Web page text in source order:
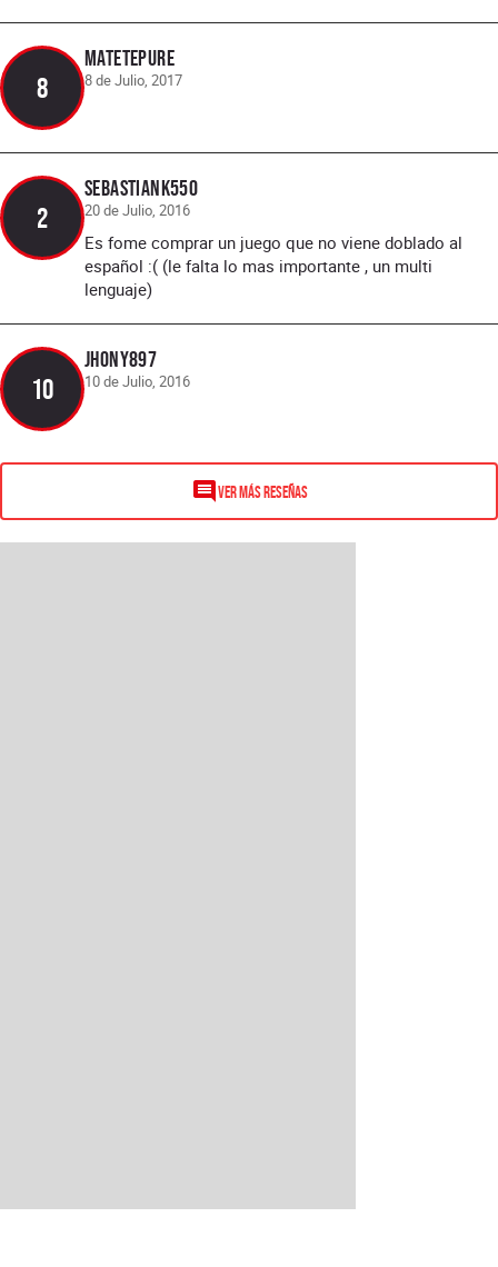
8
Matetepure
8 de Julio, 2017
2
sebastiank550
20 de Julio, 2016
Es fome comprar un juego que no viene doblado al
español :( (le falta lo mas importante , un multi
lenguaje)
10
jhony897
10 de Julio, 2016
VER MÁS RESEÑAS